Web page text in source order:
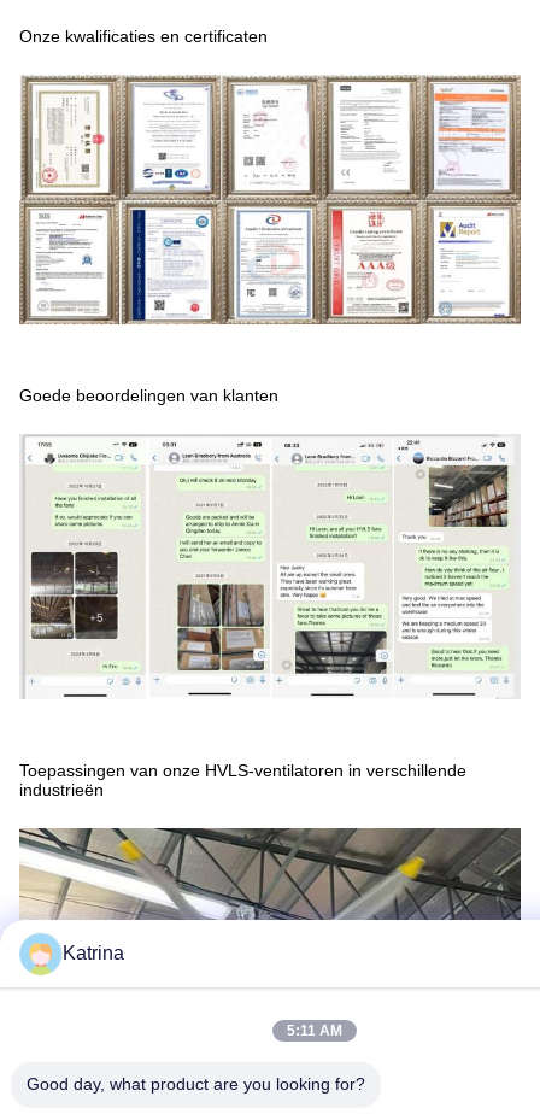
Onze kwalificaties en certificaten
Goede beoordelingen van klanten
Toepassingen van onze HVLS-ventilatoren in verschillende
industrieën
Katrina
5:11 AM
Good day, what product are you looking for?